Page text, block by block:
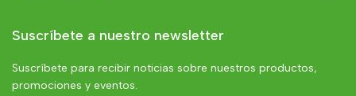
Suscríbete a nuestro newsletter
Suscríbete para recibir noticias sobre nuestros productos,
promociones y eventos.